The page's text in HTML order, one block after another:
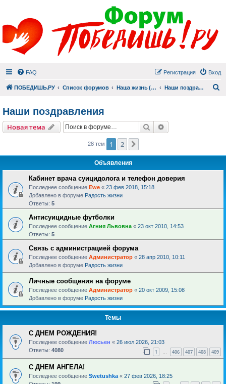
FAQ Вход
Регистрация
ПОБЕДИШЬ.РУ Список форумов Наша жизнь (не всё же о суициде!) Наши поздравления
Наши поздравления
Новая тема Поиск
28 тем 1 2
Объявления
Кабинет врача суицидолога и телефон доверия
Последнее сообщение Ewe « 23 фев 2018, 15:18
Добавлено в форуме Радость жизни
Ответы: 5
Антисуицидные футболки
Последнее сообщение Агния Львовна « 23 окт 2010, 14:53
Ответы: 5
Связь с администрацией форума
Последнее сообщение Администратор « 28 апр 2010, 10:11
Добавлено в форуме Радость жизни
Личные сообщения на форуме
Последнее сообщение Администратор « 20 окт 2009, 15:08
Добавлено в форуме Радость жизни
Темы
С ДНЕМ РОЖДЕНИЯ!
Последнее сообщение Люсьен « 26 июл 2026, 21:03
Ответы: 4080 1 406 407 408 409
С ДНЕМ АНГЕЛА!
Последнее сообщение Swetushka « 27 фев 2026, 18:25